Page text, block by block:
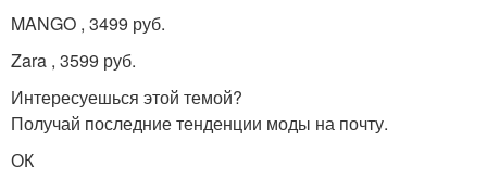
MANGO , 3499 руб.
Zara , 3599 руб.
Интересуешься этой темой?
Получай последние тенденции моды на почту.
ОК